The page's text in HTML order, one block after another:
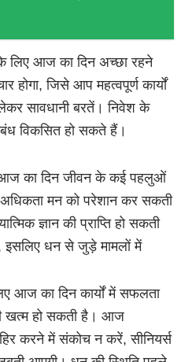
के लिए आज का दिन अच्छा रहने
होगा, जिसे आप महत्वपूर्ण कार्यों
सावधानी बरतें। निवेश के
विकसित हो सकते हैं।
आज का दिन जीवन के कई पहलुओं
मन को परेशान कर सकती
ज्ञान की प्राप्ति हो सकती
धन से जुड़े मामलों में
आज का दिन कार्यों में सफलता
खत्म हो सकती है। आज
करने में संकोच न करें, सीनियर्स